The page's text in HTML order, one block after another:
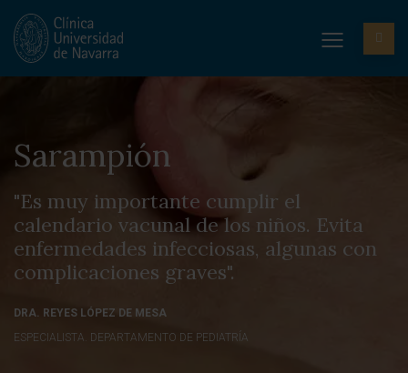
Sarampión
"Es muy importante cumplir el
calendario vacunal de los niños. Evita
enfermedades infecciosas, algunas con
complicaciones graves".
DRA. REYES LÓPEZ DE MESA
ESPECIALISTA. DEPARTAMENTO DE PEDIATRÍA